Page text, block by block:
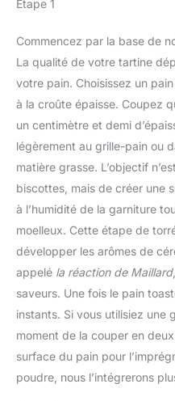
Étape 1
Commencez par la base de
La qualité de votre tartine
votre pain. Choisissez un
à la croûte épaisse. Coupez
un centimètre et demi
légèrement au grille-pain ou
matière grasse. L’objectif
biscottes, mais de créer une
à l’humidité de la garniture
moelleux. Cette étape de
développer les arômes de
appelé la réaction de Maillard
saveurs. Une fois le pain
instants. Si vous utilisiez une
moment de la couper en
surface du pain pour
poudre, nous l’intégrerons